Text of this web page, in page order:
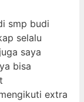
smp budi
selalu
saya
bisa
extra